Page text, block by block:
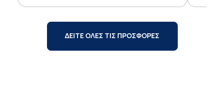
ΔΕΙΤΕ ΟΛΕΣ ΤΙΣ ΠΡΟΣΦΟΡΕΣ